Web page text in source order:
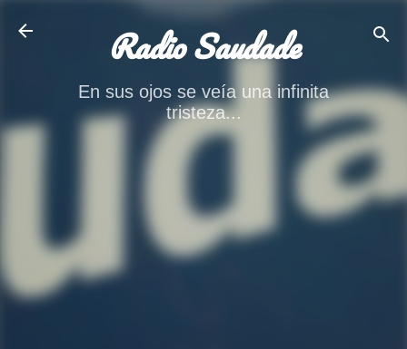
Radio Saudade
En sus ojos se veía una infinita
tristeza...